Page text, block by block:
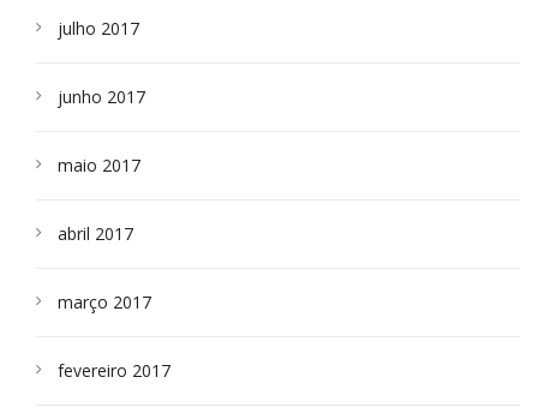
julho 2017
junho 2017
maio 2017
abril 2017
março 2017
fevereiro 2017